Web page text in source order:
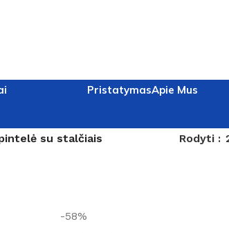
PristatymasApie Mus
su stalčiais Rodyti
-58%